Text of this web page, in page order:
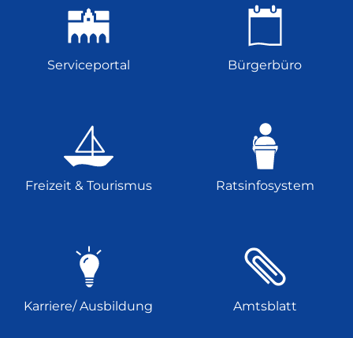
Serviceportal Bürgerbüro
Freizeit & Tourismus Ratsinfosystem
Karriere/ Ausbildung Amtsblatt